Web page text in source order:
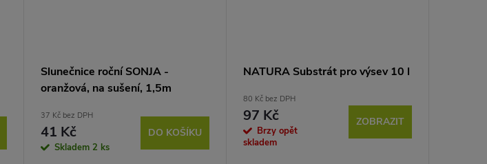
Slunečnice roční SONJA -
oranžová, na sušení, 1,5m
37 Kč bez DPH
41 Kč
Skladem 2 ks
DO KOŠÍKU
NATURA Substrát pro výsev 10 l
80 Kč bez DPH
97 Kč
Brzy opět
skladem
ZOBRAZIT